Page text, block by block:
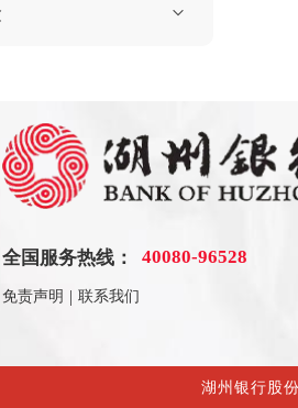
全国服务热线： 40080-96528
免责声明 | 联系我们
湖州银行股